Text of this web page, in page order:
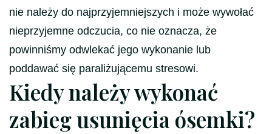
nie należy do najprzyjemniejszych i może wywołać
nieprzyjemne odczucia, co nie oznacza, że
powinniśmy odwlekać jego wykonanie lub
poddawać się paraliżującemu stresowi.
Kiedy należy wykonać
zabieg usunięcia ósemki?